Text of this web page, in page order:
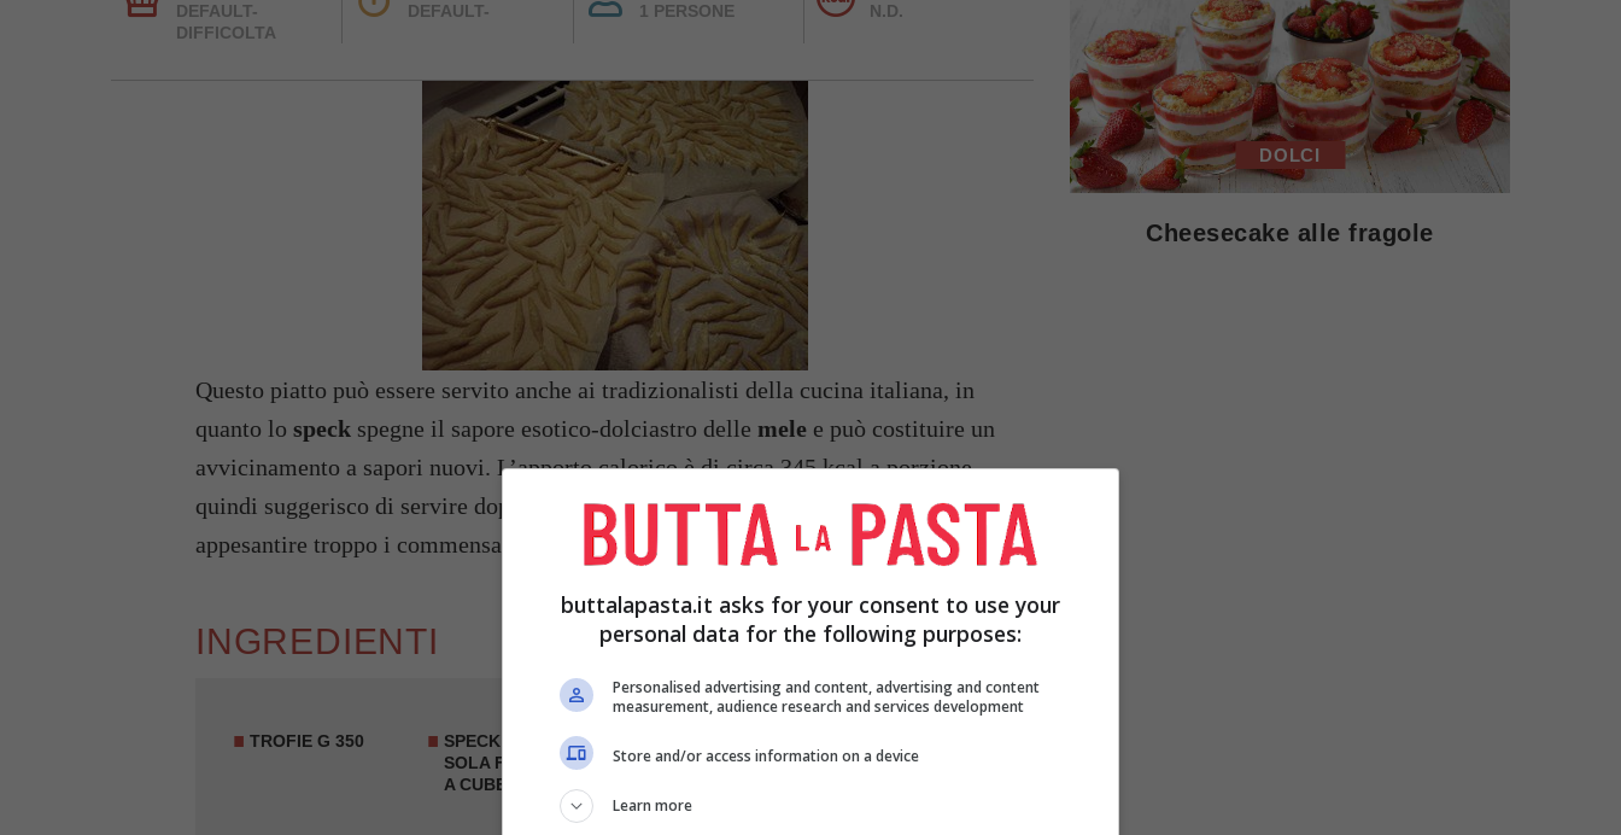
DEFAULT-
DIFFICOLTA
DEFAULT-
1 PERSONE
N.D.
Questo piatto può essere servito anche ai tradizionalisti della cucina italiana, in
quanto lo speck spegne il sapore esotico-dolciastro delle mele e può costituire un
avvicinamento a sapori nuovi. L’apporto calorico è di circa 345 kcal a porzione,
quindi suggerisco di servire dopo solamente un contorno di verdure per non
appesantire troppo i commensali.
INGREDIENTI
TROFIE G 350 SPECK IN UNA
SOLA FETTA O GIÀ
A CUBETTI G 60
DOLCI
Cheesecake alle fragole
buttalapasta.it asks for your consent to use your
personal data for the following purposes:
Personalised advertising and content, advertising and content
measurement, audience research and services development
Store and/or access information on a device
Learn more